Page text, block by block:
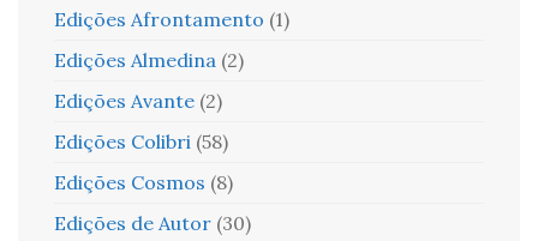
Edições Afrontamento (1)
Edições Almedina (2)
Edições Avante (2)
Edições Colibri (58)
Edições Cosmos (8)
Edições de Autor (30)